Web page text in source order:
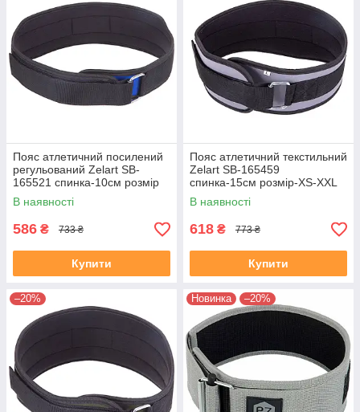
Пояс атлетичний посилений
регульований Zelart SB-
165521 спинка-10см розмір
XS-XXL синій
В наявності
586 ₴ 733 ₴
Купити
Пояс атлетичний текстильний
Zelart SB-165459
спинка-15см розмір-XS-XXL
сірий
В наявності
618 ₴ 773 ₴
Купити
–20% Новинка –20%